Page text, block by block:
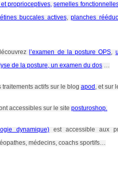
proprioceptives, semelles
buccales actives, planches
l’examen de la posture OPS,
de la posture, un examen du dos …
traitements actifs sur le blog apod , et sur
accessibles sur le site posturoshop.
dynamique)est accessible aux
médecins, coachs sportifs…